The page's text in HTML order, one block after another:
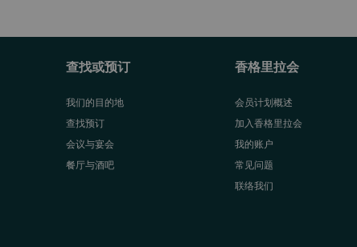
查找或预订
我们的目的地
查找预订
会议与宴会
餐厅与酒吧
香格里拉会
会员计划概述
加入香格里拉会
我的账户
常见问题
联络我们